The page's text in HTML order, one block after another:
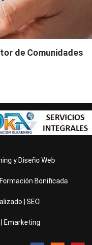
de Comunidades
y Diseño Web
Bonificada
| SEO
Emarketing